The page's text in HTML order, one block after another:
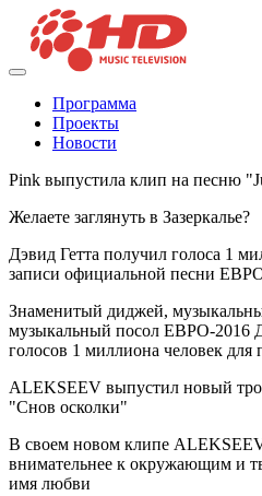
Программа
Проекты
Новости
Pink выпустила клип на песню
Желаете заглянуть в Зазеркалье?
Дэвид Гетта получил голоса 1
записи официальной песни
Знаменитый диджей,
музыкальный посол ЕВРО-2016
голосов 1 миллиона человек для
ALEKSEEV выпустил новый
"Снов осколки"
В своем новом клипе
внимательнее к окружающим и
имя любви